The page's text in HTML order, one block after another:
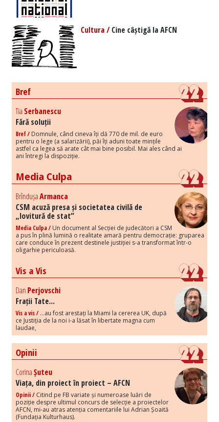
Cultura /Cine câștigă la AFCN
Bref
Tia Serbanescu
Fără soluții
Bref / Domnule, când cineva îți dă 770 de mil. de euro
pentru o lege (a salarizării), păi îți aduni toate mințile
astfel ca legea să arate cât mai bine posibil. Mai ales când ai
ani întregi la dispoziție.
Media Culpa
BrîndușaArmanca
CSM acuză presa și societatea civilă de
„lovitură de stat”
Media Culpa / Un document al Secției de judecători a CSM
a pus în plină lumină o realitate amară pentru democrație: gruparea
care conduce în prezent destinele justiției s-a transformat într-o
oligarhie periculoasă.
Vis a Vis
Dan Perjovschi
Frații Tate...
Vis a vis / ...au fost arestați la Miami la cererea UK, după
ce Justiția de la noi i-a lăsat în libertate magna cum
laudae,
Opinii
CorinaȘuteu
Viața, din proiect în proiect – AFCN
Opinii / Citind pe FB variate și numeroase luări de
poziție despre ultimul concurs de selecție a proiectelor
AFCN, mi-au atras atenția comentariile lui Adrian Șoaită
(Fundația Kulturhaus).